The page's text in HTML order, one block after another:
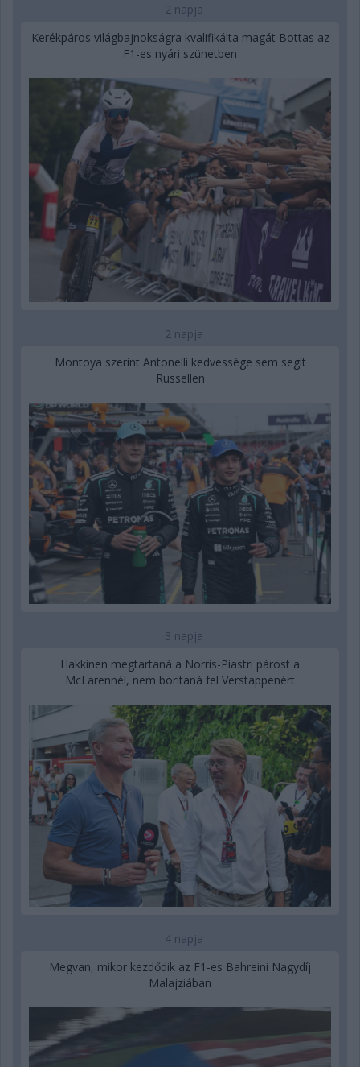
2 napja
Kerékpáros világbajnokságra kvalifikálta magát Bottas az
F1-es nyári szünetben
2 napja
Montoya szerint Antonelli kedvessége sem segít
Russellen
3 napja
Hakkinen megtartaná a Norris-Piastri párost a
McLarennél, nem borítaná fel Verstappenért
4 napja
Megvan, mikor kezdődik az F1-es Bahreini Nagydíj
Malajziában